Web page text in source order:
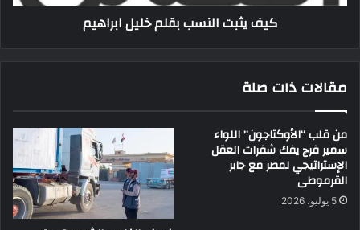
كيف يثبت النسب بقلم خليل ابراهيم
مقالات ذات صلة
من قلب “الأوكتاجون” اللواء
سمير فرج يفك شفرات العقل
الإستراتيجي لمصر مع جابر
القرموطى
5 يوليو، 2026